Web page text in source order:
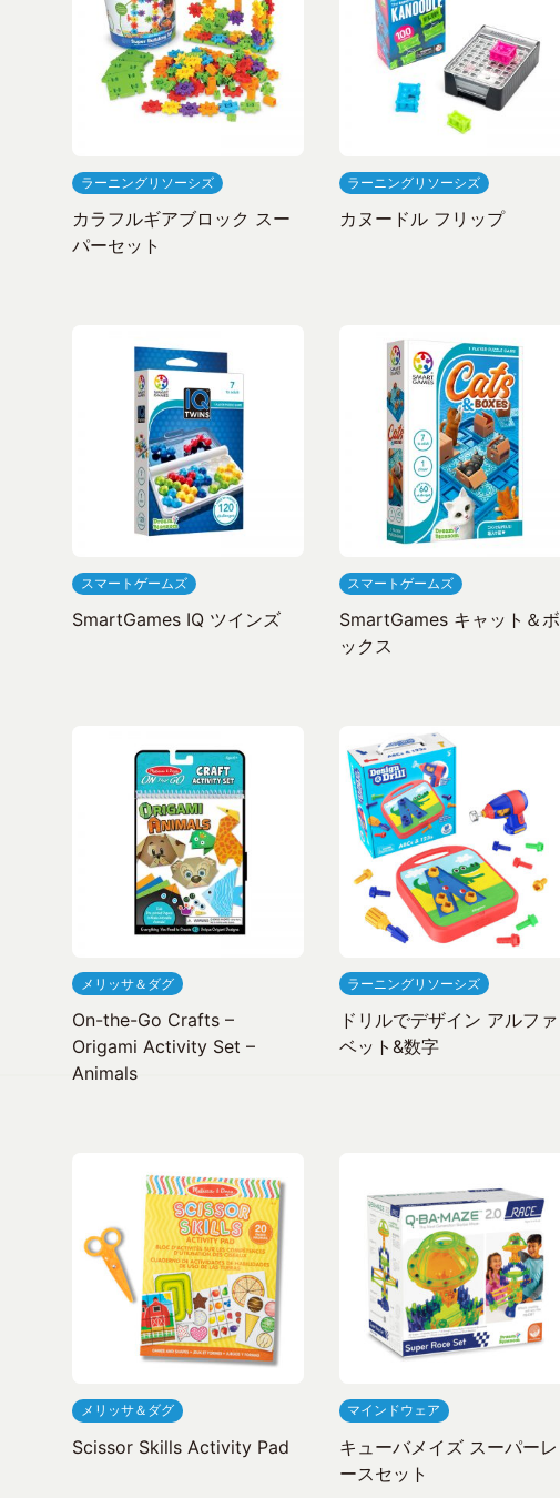
ラーニングリソーシズ
カラフルギアブロック スー
パーセット
ラーニングリソーシズ
カヌードル フリップ
スマートゲームズ
SmartGames IQ ツインズ
スマートゲームズ
SmartGames キャット＆ボ
ックス
メリッサ＆ダグ
On-the-Go Crafts –
Origami Activity Set –
Animals
ラーニングリソーシズ
ドリルでデザイン アルファ
ベット&数字
メリッサ＆ダグ
Scissor Skills Activity Pad
マインドウェア
キューバメイズ スーパーレ
ースセット